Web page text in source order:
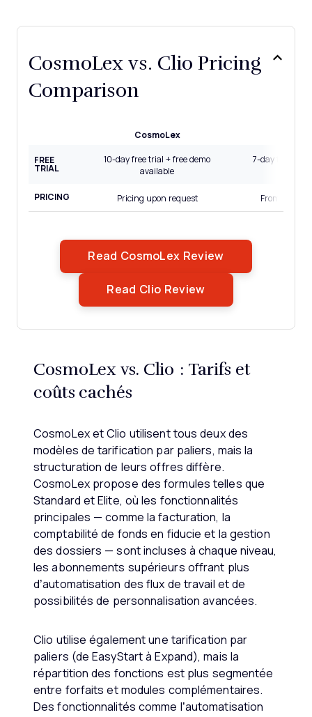
CosmoLex vs. Clio Pricing
Comparison
CosmoLex
FREE
TRIAL
10-day free trial + free demo
available
7-day free trial
PRICING Pricing upon request From $49/
Read CosmoLex ReviewOpens New
Read Clio ReviewOpens New
CosmoLex vs. Clio : Tarifs et
coûts cachés
CosmoLex et Clio utilisent tous deux des
modèles de tarification par paliers, mais la
structuration de leurs offres diffère.
CosmoLex propose des formules telles que
Standard et Elite, où les fonctionnalités
principales — comme la facturation, la
comptabilité de fonds en fiducie et la gestion
des dossiers — sont incluses à chaque niveau,
les abonnements supérieurs offrant plus
d’automatisation des flux de travail et de
possibilités de personnalisation avancées.
Clio utilise également une tarification par
paliers (de EasyStart à Expand), mais la
répartition des fonctions est plus segmentée
entre forfaits et modules complémentaires.
Des fonctionnalités comme l’automatisation